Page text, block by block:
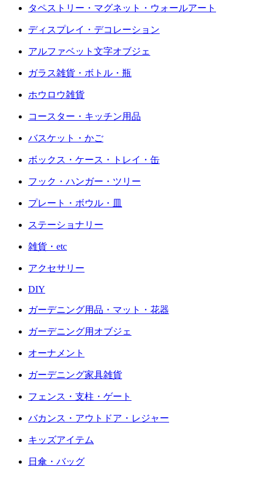
タペストリー・マグネット・ウォールアート
ディスプレイ・デコレーション
アルファベット文字オブジェ
ガラス雑貨・ボトル・瓶
ホウロウ雑貨
コースター・キッチン用品
バスケット・かご
ボックス・ケース・トレイ・缶
フック・ハンガー・ツリー
プレート・ボウル・皿
ステーショナリー
雑貨・etc
アクセサリー
DIY
ガーデニング用品・マット・花器
ガーデニング用オブジェ
オーナメント
ガーデニング家具雑貨
フェンス・支柱・ゲート
バカンス・アウトドア・レジャー
キッズアイテム
日傘・バッグ